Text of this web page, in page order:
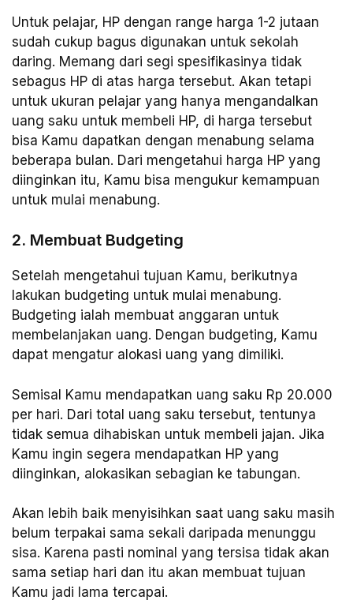
Untuk pelajar, HP dengan range harga 1-2 jutaan
sudah cukup bagus digunakan untuk sekolah
daring. Memang dari segi spesifikasinya tidak
sebagus HP di atas harga tersebut. Akan tetapi
untuk ukuran pelajar yang hanya mengandalkan
uang saku untuk membeli HP, di harga tersebut
bisa Kamu dapatkan dengan menabung selama
beberapa bulan. Dari mengetahui harga HP yang
diinginkan itu, Kamu bisa mengukur kemampuan
untuk mulai menabung.
2. Membuat Budgeting
Setelah mengetahui tujuan Kamu, berikutnya
lakukan budgeting untuk mulai menabung.
Budgeting ialah membuat anggaran untuk
membelanjakan uang. Dengan budgeting, Kamu
dapat mengatur alokasi uang yang dimiliki.
Semisal Kamu mendapatkan uang saku Rp 20.000
per hari. Dari total uang saku tersebut, tentunya
tidak semua dihabiskan untuk membeli jajan. Jika
Kamu ingin segera mendapatkan HP yang
diinginkan, alokasikan sebagian ke tabungan.
Akan lebih baik menyisihkan saat uang saku masih
belum terpakai sama sekali daripada menunggu
sisa. Karena pasti nominal yang tersisa tidak akan
sama setiap hari dan itu akan membuat tujuan
Kamu jadi lama tercapai.